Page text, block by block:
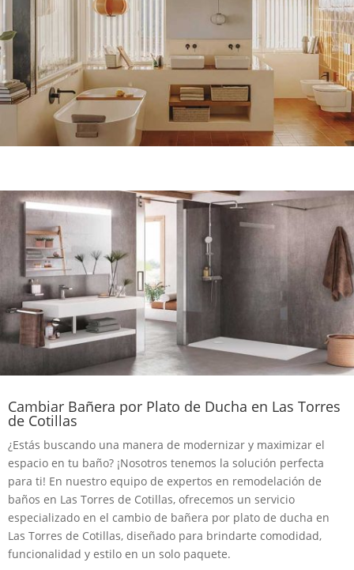
Cambiar Bañera por Plato de Ducha en Las Torres
de Cotillas
¿Estás buscando una manera de modernizar y maximizar el
espacio en tu baño? ¡Nosotros tenemos la solución perfecta
para ti! En nuestro equipo de expertos en remodelación de
baños en Las Torres de Cotillas, ofrecemos un servicio
especializado en el cambio de bañera por plato de ducha en
Las Torres de Cotillas, diseñado para brindarte comodidad,
funcionalidad y estilo en un solo paquete.